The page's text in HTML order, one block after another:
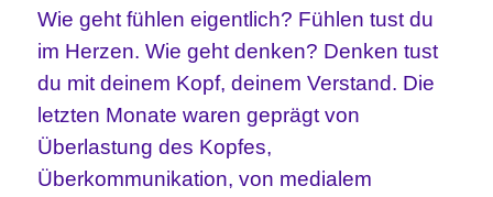
Wie geht fühlen eigentlich? Fühlen tust du
im Herzen. Wie geht denken? Denken tust
du mit deinem Kopf, deinem Verstand. Die
letzten Monate waren geprägt von
Überlastung des Kopfes,
Überkommunikation, von medialem